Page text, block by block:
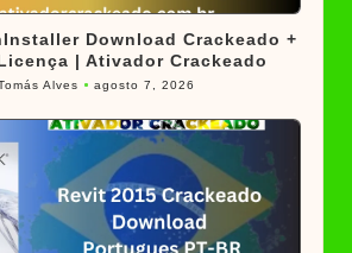
Download Crackeado +
| Ativador Crackeado
Alves agosto 7, 2026